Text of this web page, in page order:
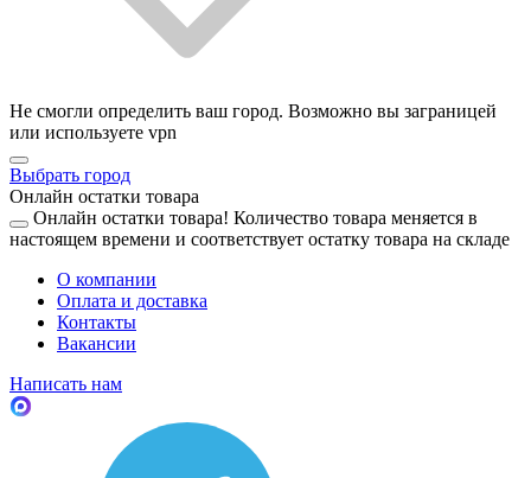
Не смогли определить ваш город. Возможно вы заграницей
или используете vpn
Выбрать город
Онлайн остатки товара
Онлайн остатки товара! Количество товара меняется в
настоящем времени и соответствует остатку товара на складе
О компании
Оплата и доставка
Контакты
Вакансии
Написать нам